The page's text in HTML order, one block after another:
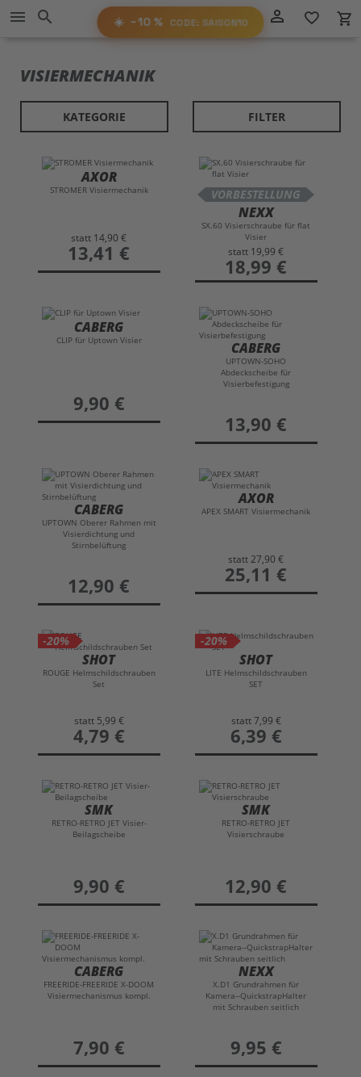
−10%RABATTAUF ALLES!
☀️ −10 % CODE: SAISON10
Direkt
zum
Inhalt
person_outline favorite_border local_grocery_store
menu search
VISIERMECHANIK
KATEGORIE FILTER
AXOR
STROMER Visiermechanik
statt 14,90 €
preis
13,41 €
VORBESTELLUNG
NEXX
SX.60 Visierschraube für flat
Visier
statt 19,99 €
preis
18,99 €
CABERG
CLIP für Uptown Visier
preis
9,90 €
CABERG
UPTOWN-SOHO
Abdeckscheibe für
Visierbefestigung
preis
13,90 €
CABERG
UPTOWN Oberer Rahmen mit
Visierdichtung und
Stirnbelüftung
preis
12,90 €
AXOR
APEX SMART Visiermechanik
statt27,90 €
preis
25,11 €
-20%
SHOT
ROUGE Helmschildschrauben
Set
statt 5,99 €
preis
4,79 €
-20%
SHOT
LITE Helmschildschrauben
SET
statt 7,99 €
preis
6,39 €
SMK
RETRO-RETRO JET Visier-
Beilagscheibe
preis
9,90 €
SMK
RETRO-RETRO JET
Visierschraube
preis
12,90 €
CABERG
FREERIDE-FREERIDE X-DOOM
Visiermechanismus kompl.
preis
7,90 €
NEXX
X.D1 Grundrahmen für
Kamera--QuickstrapHalter
mit Schrauben seitlich
preis
9,95 €